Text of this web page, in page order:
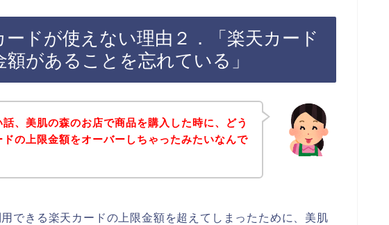
ドが使えない理由２．「楽天カード
があることを忘れている」
話、美肌の森のお店で商品を購入した時に、どう
ドの上限金額をオーバーしちゃったみたいなんで
できる楽天カードの上限金額を超えてしまったために、美肌